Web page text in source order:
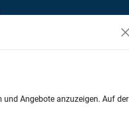
ToolsAngebote anzuzeigen. Auf der